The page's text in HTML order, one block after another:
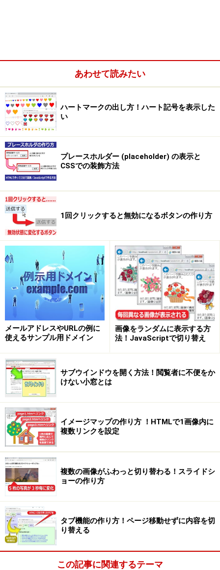
グリッドレイアウトだけを提供するシンプルなCSSフレーム
ワーク「Responsive Grid System」
「Responsive Grid System」は、グリッドレイアウト機
能だけを提供するシンプルなCSSフレームワークです。
「フレームワーク」と呼んで良いかどうか迷うほどシン
プルなので、ファイルサイズも小さく、使い方も簡単で
グリッドは12分割・16分割・24分割の3種類が用意され
ていて、作りたいレイアウトの細かさに応じて選択可能
です。グリッドレイアウト以外の機能はないため、自分
で作るページデザインに何も影響を与えないメリットも
あります。
レスポンシブ・ウェブデザインにも対応。幅の狭い画面では
段組が解除される
また、(その名の通り)レスポンシブ・ウェブデザインに
対応しており、描画領域が狭い場合(標準では768pxが境
界)には自動的に段組を解除して表示できる仕様になって
います。
モバイルファーストでデザインしているウェブページの
あわせて読みたい
ハートマークの出し方！ハート記号を表示した
い
プレースホルダー (placeholder) の表示と
CSSでの装飾方法
1回クリックすると無効になるボタンの作り方
メールアドレスやURLの例に
使えるサンプル用ドメイン
画像をランダムに表示する方
法！JavaScriptで切り替え
サブウインドウを開く方法！閲覧者に不便をか
けない小窓とは
イメージマップの作り方 ！HTMLで1画像内に
複数リンクを設定
複数の画像がふわっと切り替わる！スライドシ
ョーの作り方
タブ機能の作り方！ページ移動せずに内容を切
り替える
この記事に関連するテーマ